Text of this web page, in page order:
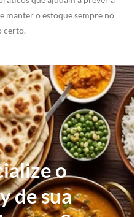
manter o estoque sempre no
certo.
o
de sua